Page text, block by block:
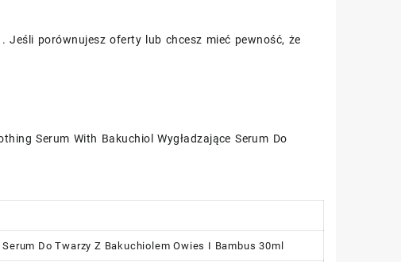
. Jeśli porównujesz oferty lub chcesz mieć pewność, że
Serum With Bakuchiol Wygładzające Serum Do
Do Twarzy Z Bakuchiolem Owies I Bambus 30ml